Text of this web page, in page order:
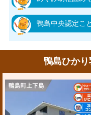
鴨島中央認定こ
鴨島ひか